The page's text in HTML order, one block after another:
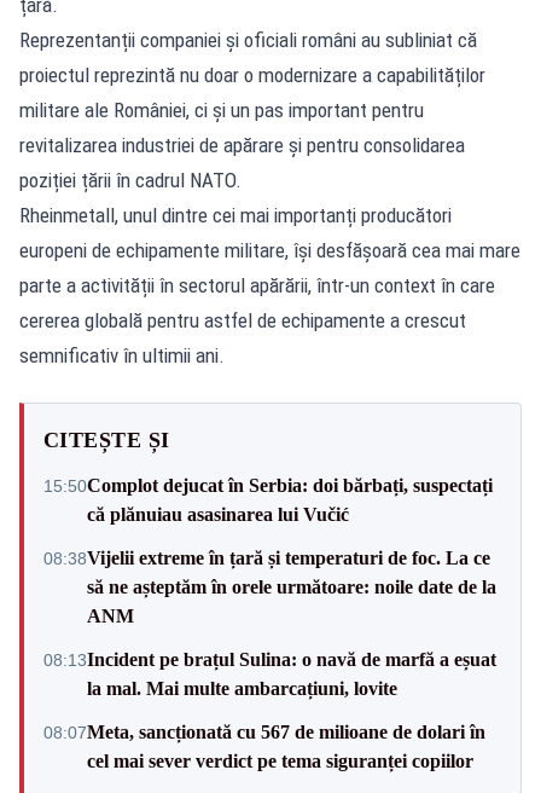
Reprezentanții companiei și oficiali români au subliniat că
proiectul reprezintă nu doar o modernizare a capabilităților
militare ale României, ci și un pas important pentru
revitalizarea industriei de apărare și pentru consolidarea
poziției țării în cadrul NATO.
Rheinmetall, unul dintre cei mai importanți producători
europeni de echipamente militare, își desfășoară cea mai mare
parte a activității în sectorul apărării, într-un context în care
cererea globală pentru astfel de echipamente a crescut
semnificativ în ultimii ani.
CITEȘTE ȘI
15:50Complot dejucat în Serbia: doi bărbați, suspectați
că plănuiau asasinarea lui Vučić
08:38Vijelii extreme în țară și temperaturi de foc. La ce
să ne așteptăm în orele următoare: noile date de la
ANM
08:13Incident pe brațul Sulina: o navă de marfă a eșuat
la mal. Mai multe ambarcațiuni, lovite
08:07Meta, sancționată cu 567 de milioane de dolari în
cel mai sever verdict pe tema siguranței copiilor